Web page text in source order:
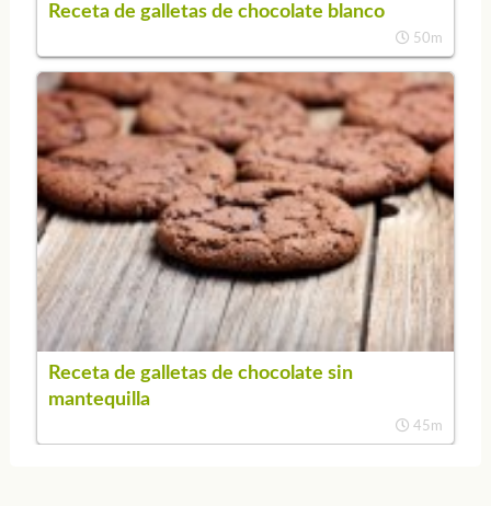
Receta de galletas de chocolate blanco
50m
Receta de galletas de chocolate sin
mantequilla
45m